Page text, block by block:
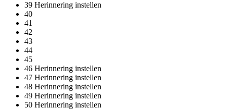
39 Herinnering instellen
40
41
42
43
44
45
46 Herinnering instellen
47 Herinnering instellen
48 Herinnering instellen
49 Herinnering instellen
50 Herinnering instellen